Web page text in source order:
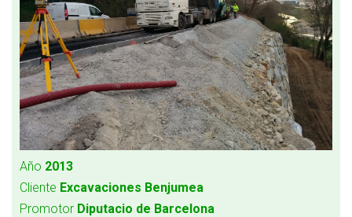
Año 2013
Cliente Excavaciones Benjumea
Promotor Diputacio de Barcelona